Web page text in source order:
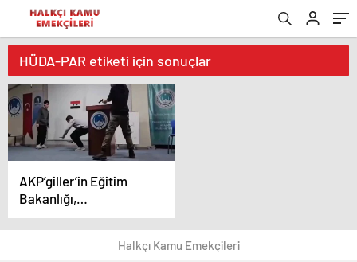
HÜDA-PAR etiketi için sonuçlar
AKP’giller’in Eğitim
Bakanlığı,
hedefledikleri
Ortaçağcı Faşist Din
Devletinin IŞİD, TalibanHalkçı Kamu Emekçileri